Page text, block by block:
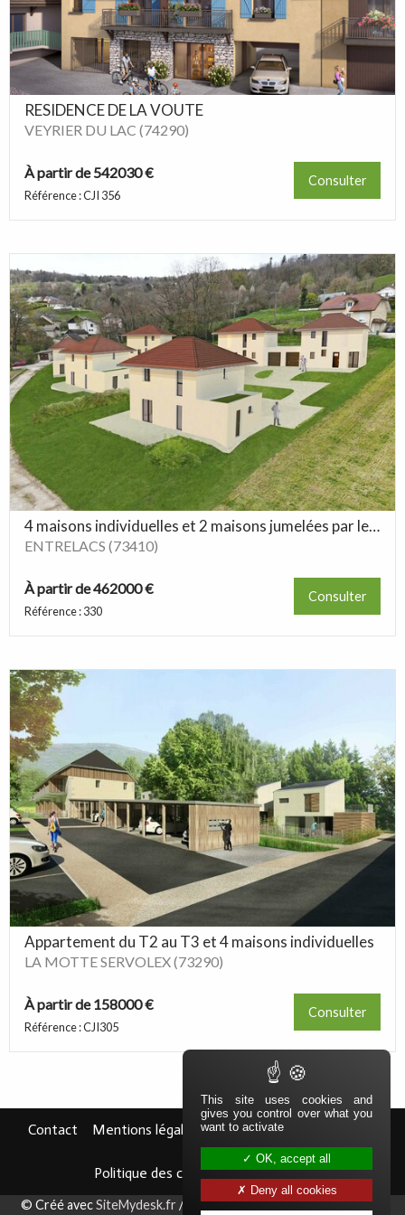
RESIDENCE DE LA VOUTE
VEYRIER DU LAC (74290)
À partir de 542030 €
Référence : CJI 356
Consulter
4 maisons individuelles et 2 maisons jumelées par le garage
ENTRELACS (73410)
À partir de 462000 €
Référence : 330
Consulter
Appartement du T2 au T3 et 4 maisons individuelles
LA MOTTE SERVOLEX (73290)
À partir de 158000 €
Référence : CJI305
Consulter
Pied de page
Navigation secondaire
Contact Mentions légales Politique de confidentialité
Politique des cookies
Off-market
Aparté basse
© Créé avecSiteMydesk.fr / Logiciel immobilierImmoMydesk.fr
This site uses cookies and
gives you control over what you
want to activate
OK, accept all
Deny all cookies